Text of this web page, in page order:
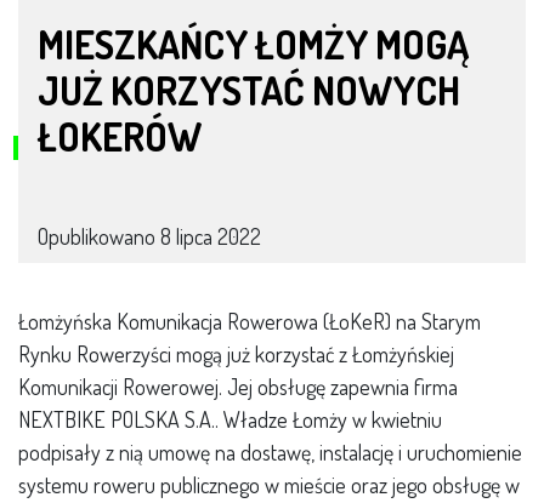
MIESZKAŃCY ŁOMŻY MOGĄ
JUŻ KORZYSTAĆ NOWYCH
ŁOKERÓW
Opublikowano 8 lipca 2022
Łomżyńska Komunikacja Rowerowa (ŁoKeR) na Starym
Rynku Rowerzyści mogą już korzystać z Łomżyńskiej
Komunikacji Rowerowej. Jej obsługę zapewnia firma
NEXTBIKE POLSKA S.A.. Władze Łomży w kwietniu
podpisały z nią umowę na dostawę, instalację i uruchomienie
systemu roweru publicznego w mieście oraz jego obsługę w